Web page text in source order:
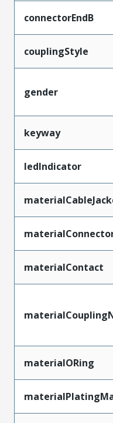
connectorEndB
couplingStyle
gender
keyway
ledIndicator
materialContact
materialORing